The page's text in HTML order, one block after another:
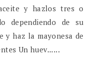
y hazlos tres o
dependiendo de su
y haz la mayonesa de
Un huev......